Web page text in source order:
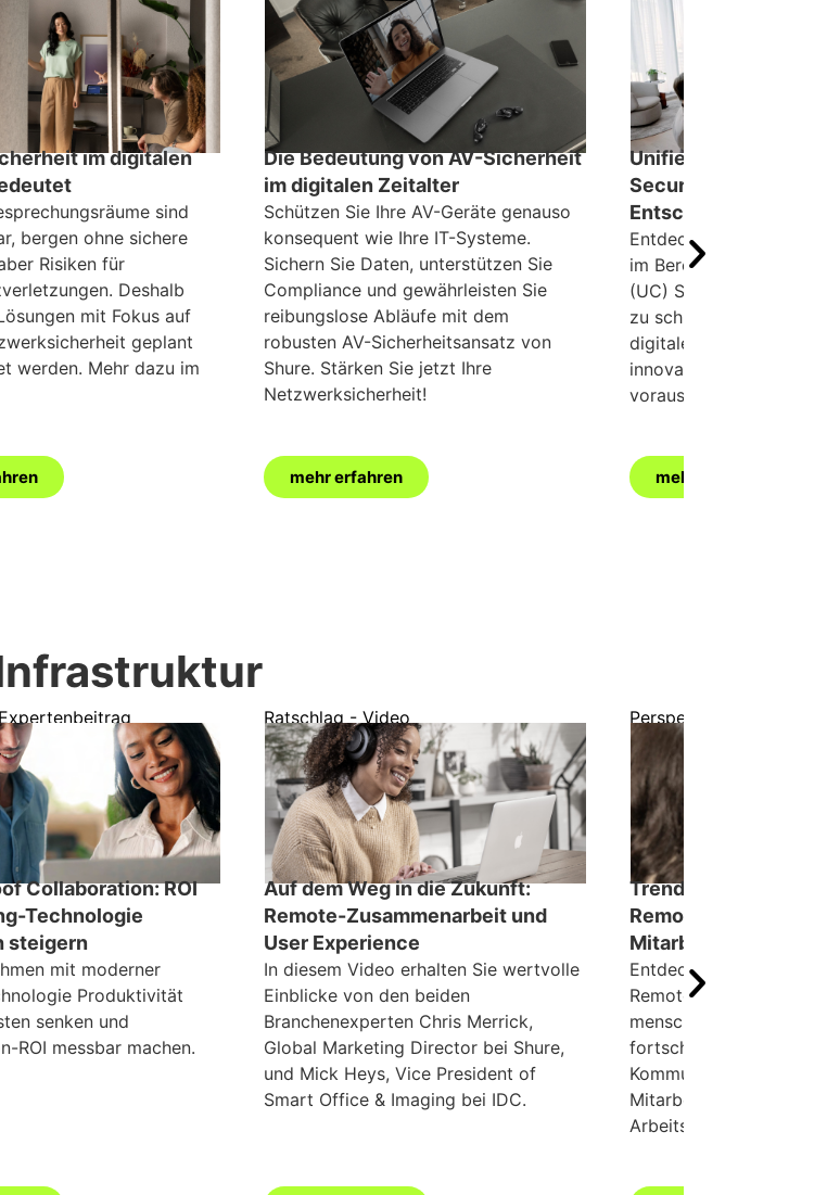
im digitalen
sind
bergen ohne sichere
Risiken für
Deshalb
mit Fokus auf
geplant
werden. Mehr dazu im
Die Bedeutung von AV-Sicherheit
im digitalen Zeitalter
Schützen Sie Ihre AV-Geräte genauso
konsequent wie Ihre IT-Systeme.
Sichern Sie Daten, unterstützen Sie
Compliance und gewährleisten Sie
reibungslose Abläufe mit dem
robusten AV-Sicherheitsansatz von
Shure. Stärken Sie jetzt Ihre
Netzwerksicherheit!
mehr erfahren
Unified
Security: Trends,
Entscheider kennen
Entdecken Sie die
im Bereich Unified
(UC) Security, um Ihre
zu schützen und den
digitalen Zeitalters
innovativer
voraus zu sein.
mehr erfahren
Collaboration: ROI
Technologie
steigern
mit moderner
Produktivität
senken und
ROI messbar machen.
Ratschlag - Video
Auf dem Weg in die Zukunft:
Remote-Zusammenarbeit und
User Experience
In diesem Video erhalten Sie wertvolle
Einblicke von den beiden
Branchenexperten Chris Merrick,
Global Marketing Director bei Shure,
und Mick Heys, Vice President of
Smart Office & Imaging bei IDC.
Perspektive -
Trends & Tools:
Remote-
Mitarbeitererfahrung
Entdecken Sie
Remote-
menschenzentrierten
fortschrittlichen Tools,
Kommunikation,
Arbeitsumgebungen